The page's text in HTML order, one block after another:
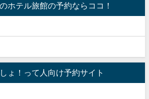
ホテル旅館の予約ならココ！
ょ！って人向け予約サイト